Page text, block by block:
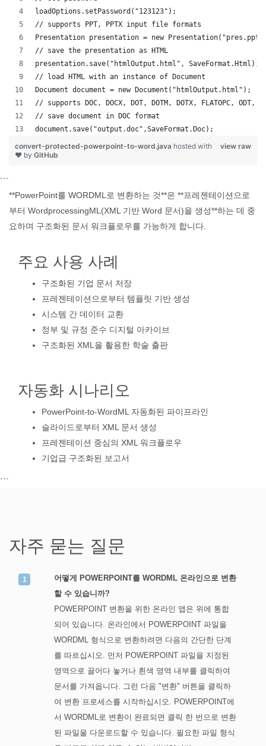
loadOptions.setPassword("123123");
// supports PPT, PPTX input file formats
Presentation presentation = new
// save the presentation as HTML
presentation.save("htmlOutput.html", SaveFormat.Html);
// load HTML with an instance of Document
Document document = new Document("htmlOutput.html");
// supports DOC, DOCX, DOT, DOTM, DOTX, FLATOPC,
// save document in DOC format
document.save("output.doc",SaveFormat.Doc);
view raw
convert-protected-powerpoint-to-word.java hosted with
❤ by GitHub
```
**PowerPoint를 WORDML로 변환하는 것**은 **프레젠테이션으로
부터 WordprocessingML(XML 기반 Word 문서)을 생성**하는 데 중
요하며 구조화된 문서 워크플로우를 가능하게 합니다.
주요 사용 사례
구조화된 기업 문서 저장
프레젠테이션으로부터 템플릿 기반 생성
시스템 간 데이터 교환
정부 및 규정 준수 디지털 아카이브
구조화된 XML을 활용한 학술 출판
자동화 시나리오
PowerPoint-to-WordML 자동화된 파이프라인
슬라이드로부터 XML 문서 생성
프레젠테이션 중심의 XML 워크플로우
기업급 구조화된 보고서
```
자주 묻는 질문
어떻게 POWERPOINT를 WORDML 온라인으로 변환
할 수 있습니까?
POWERPOINT 변환을 위한 온라인 앱은 위에 통합
되어 있습니다. 온라인에서 POWERPOINT 파일을
WORDML 형식으로 변환하려면 다음의 간단한 단계
를 따르십시오. 먼저 POWERPOINT 파일을 지정된
영역으로 끌어다 놓거나 흰색 영역 내부를 클릭하여
문서를 가져옵니다. 그런 다음 "변환" 버튼을 클릭하
여 변환 프로세스를 시작하십시오. POWERPOINT에
서 WORDML로 변환이 완료되면 클릭 한 번으로 변환
된 파일을 다운로드할 수 있습니다. 필요한 파일 형식